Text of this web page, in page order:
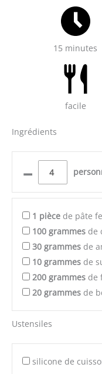
15 minutes
facile
Ingrédients
–
1 pièce de pâte
100 grammes de
30 grammes de
10 grammes de
200 grammes de
20 grammes de
Ustensiles
silicone de